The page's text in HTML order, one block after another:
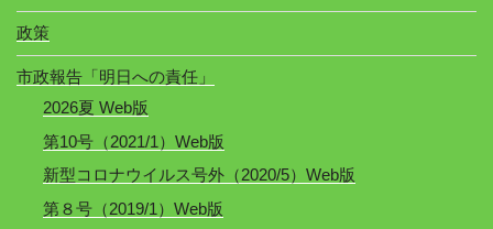
政策
市政報告「明日への責任」
2026夏 Web版
第10号（2021/1）Web版
新型コロナウイルス号外（2020/5）Web版
第８号（2019/1）Web版